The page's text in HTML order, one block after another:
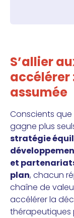
S’allier
accélérer
assumée
Conscients que
gagne plus
stratégie
et
plan, chacun
chaîne de
accélérer la
thérapeutiques